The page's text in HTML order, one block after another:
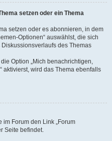
setzen oder ein Thema
setzen oder es abonnieren, in dem
Optionen“ auswählst, die sich
des Themas
Option „Mich benachrichtigen,
aktivierst, wird das Thema ebenfalls
Forum den Link „Forum
Seite befindet.